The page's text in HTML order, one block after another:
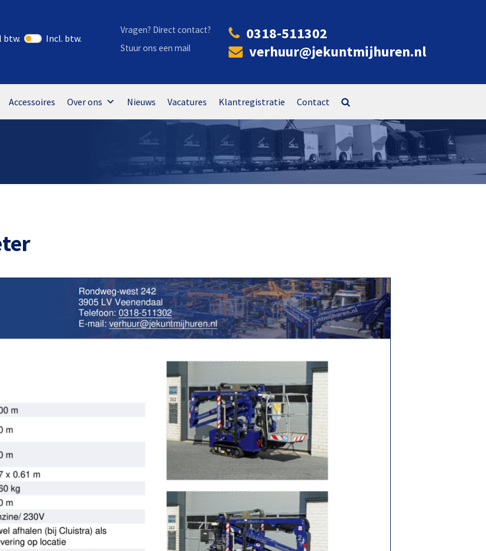
btw. Incl. btw.
Vragen? Direct contact? 0318-511302
Stuur ons een mail verhuur@jekuntmijhuren.nl
Accessoires Over ons Nieuws Vacatures Klantregistratie Contact